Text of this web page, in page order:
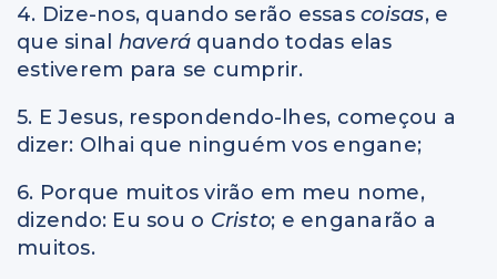
4. Dize-nos, quando serão essas coisas, e
que sinal haverá quando todas elas
estiverem para se cumprir.
5. E Jesus, respondendo-lhes, começou a
dizer: Olhai que ninguém vos engane;
6. Porque muitos virão em meu nome,
dizendo: Eu sou o Cristo; e enganarão a
muitos.